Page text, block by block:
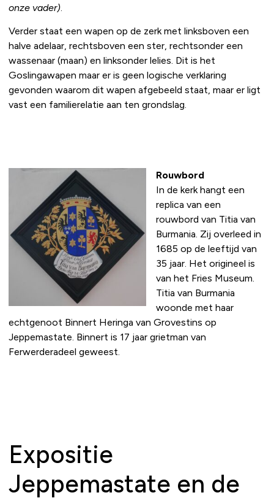
onze vader)
Verder staat een wapen op de zerk met linksboven een
halve adelaar, rechtsboven een ster, rechtsonder een
wassenaar (maan) en linksonder lelies. Dit is het
Goslingawapen maar er is geen logische verklaring
gevonden waarom dit wapen afgebeeld staat, maar er ligt
vast een familierelatie aan ten grondslag.
Rouwbord
In de kerk hangt een
replica van een
rouwbord van Titia van
Burmania. Zij overleed in
1685 op de leeftijd van
35 jaar. Het origineel is
van het Fries Museum.
Titia van Burmania
woonde met haar
echtgenoot Binnert Heringa van Grovestins op
Jeppemastate. Binnert is 17 jaar grietman van
Ferwerderadeel geweest.
Expositie
Jeppemastate en de